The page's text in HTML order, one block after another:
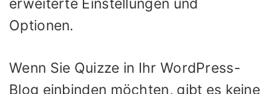
Optionen.
Wenn Sie Quizze in Ihr WordPress-
Blog einbinden möchten, gibt es keine